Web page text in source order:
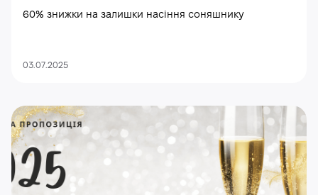
60% знижки на залишки насіння соняшнику
03.07.2025